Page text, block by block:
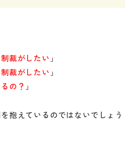
裁がしたい 」
裁がしたい 」
の？ 」
抱えているのではないでしょう